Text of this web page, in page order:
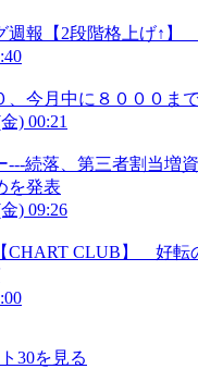
週報【2段階格上げ↑】
、今月中に８０００ま
) 00:21
---続落、第三者割当増
を発表
) 09:26
CHART CLUB】 好転
30を見る